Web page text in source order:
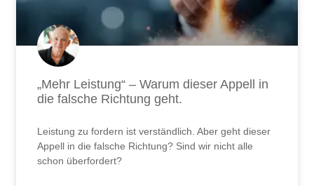
„Mehr Leistung“ – Warum dieser Appell in
die falsche Richtung geht.
Leistung zu fordern ist verständlich. Aber geht dieser
Appell in die falsche Richtung? Sind wir nicht alle
schon überfordert?